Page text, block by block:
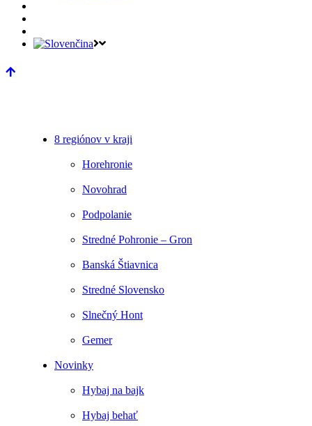
8 regiónov v kraji
Horehronie
Novohrad
Podpolanie
Stredné Pohronie – Gron
Banská Štiavnica
Stredné Slovensko
Slnečný Hont
Gemer
Novinky
Hybaj na bajk
Hybaj behať